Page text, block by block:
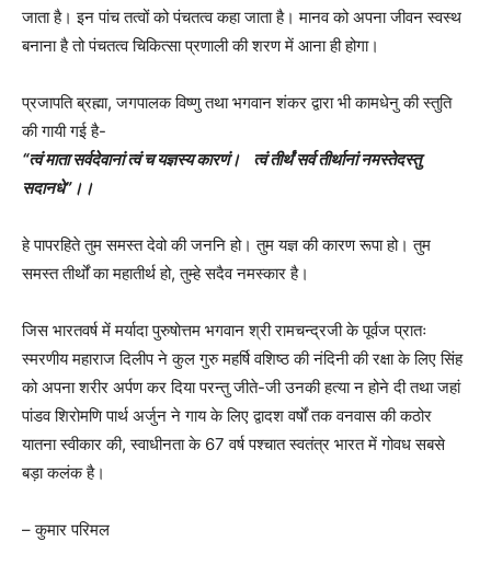
जाता है। इन पांच तत्वों को पंचतत्व कहा जाता है। मानव को अपना जीवन स्वस्थ
बनाना है तो पंचतत्व चिकित्सा प्रणाली की शरण में आना ही होगा।
प्रजापति ब्रह्मा, जगपालक विष्णु तथा भगवान शंकर द्वारा भी कामधेनु की स्तुति
की गायी गई है-
“त्वं माता सर्वदेवानां त्वं च यज्ञस्य कारणं। त्वं तीर्थं सर्व तीर्थानां नमस्तेदस्तु
सदानधे”।।
हे पापरहिते तुम समस्त देवो की जननि हो। तुम यज्ञ की कारण रूपा हो। तुम
समस्त तीर्थों का महातीर्थ हो, तुम्हे सदैव नमस्कार है।
जिस भारतवर्ष में मर्यादा पुरुषोत्तम भगवान श्री रामचन्द्रजी के पूर्वज प्रातः
स्मरणीय महाराज दिलीप ने कुल गुरु महर्षि वशिष्ठ की नंदिनी की रक्षा के लिए सिंह
को अपना शरीर अर्पण कर दिया परन्तु जीते-जी उनकी हत्या न होने दी तथा जहां
पांडव शिरोमणि पार्थ अर्जुन ने गाय के लिए द्वादश वर्षों तक वनवास की कठोर
यातना स्वीकार की, स्वाधीनता के 67 वर्ष पश्चात स्वतंत्र भारत में गोवध सबसे
बड़ा कलंक है।
– कुमार परिमल